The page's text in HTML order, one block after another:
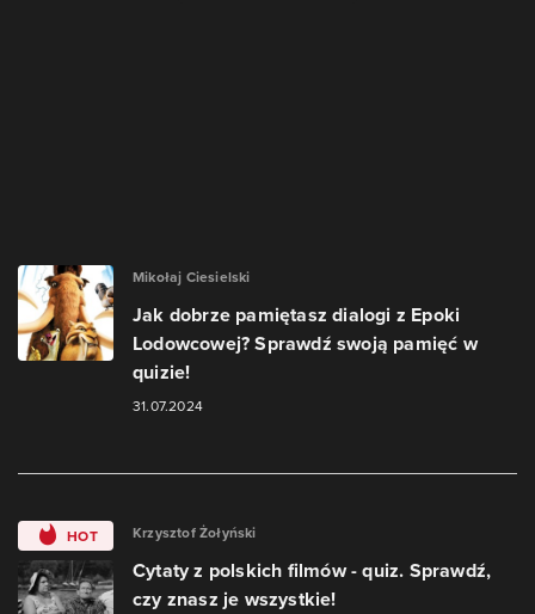
Mikołaj Ciesielski
Jak dobrze pamiętasz dialogi z Epoki
Lodowcowej? Sprawdź swoją pamięć w
quizie!
31.07.2024
HOT Krzysztof Żołyński
Cytaty z polskich filmów - quiz. Sprawdź,
czy znasz je wszystkie!